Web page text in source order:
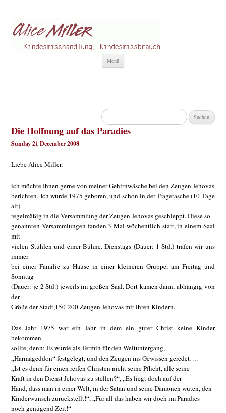
Menü
Suchen
nach:
Die Hoffnung auf das Paradies
Sunday 21 December 2008
Liebe Alice Miller,
ich möchte Ihnen gerne von meiner Gehirnwäsche bei den Zeugen Jehovas
berichten. Ich wurde 1975 geboren, und schon in der Tragetasche (10 Tage
alt)
regelmäßig in die Versammlung der Zeugen Jehovas geschleppt. Diese so
genannten Versammlungen fanden 3 Mal wöchentlich statt, in einem Saal
mit
vielen Stühlen und einer Bühne. Dienstags (Dauer: 1 Std.) trafen wir uns
immer
bei einer Familie zu Hause in einer kleineren Gruppe, am Freitag und
Sonntag
(Dauer: je 2 Std.) jeweils im großen Saal. Dort kamen dann, abhängig von
der
Größe der Stadt,150-200 Zeugen Jehovas mit ihren Kindern.
Das Jahr 1975 war ein Jahr in dem ein guter Christ keine Kinder
bekommen
sollte, denn: Es wurde als Termin für den Weltuntergang,
„Harmageddon“ festgelegt, und den Zeugen ins Gewissen geredet….
„Ist es denn für einen reifen Christen nicht seine Pflicht, alle seine
Kraft in den Dienst Jehovas zu stellen?“, „Es liegt doch auf der
Hand, dass man in einer Welt, in der Satan und seine Dämonen wüten, den
Kinderwunsch zurückstellt!“, „Für all das haben wir doch im Paradies
noch genügend Zeit!“